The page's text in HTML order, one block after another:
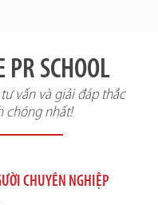
PR SCHOOL
vấn và giải đáp thắc
chóng nhất!
CHUYÊN NGHIỆP